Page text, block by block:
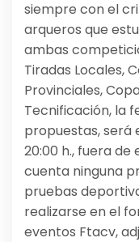
siempre con el
arqueros que
ambas
Tiradas Locales,
Provinciales,
Tecnificación, la
propuestas, será
20:00 h., fuera de
cuenta ninguna
pruebas
realizarse en el
eventos Ftacv,